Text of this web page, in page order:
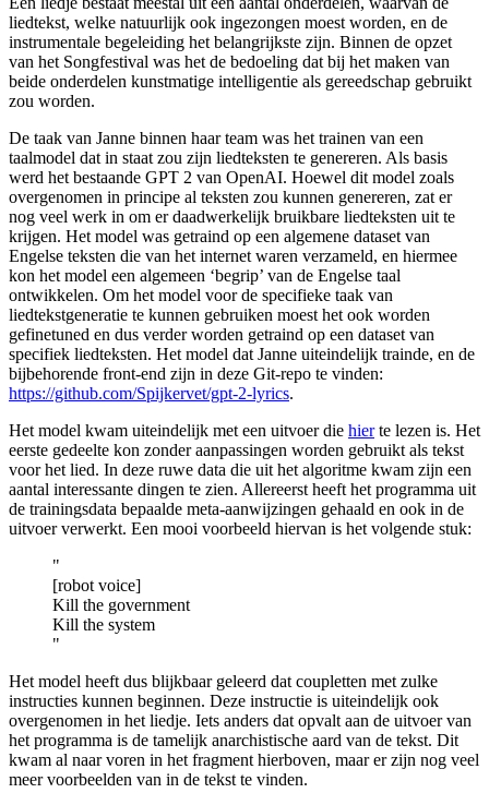
liedtekst, welke natuurlijk ook ingezongen moest worden, en de
instrumentale begeleiding het belangrijkste zijn. Binnen de opzet
van het Songfestival was het de bedoeling dat bij het maken van
beide onderdelen kunstmatige intelligentie als gereedschap gebruikt
zou worden.
De taak van Janne binnen haar team was het trainen van een
taalmodel dat in staat zou zijn liedteksten te genereren. Als basis
werd het bestaande GPT 2 van OpenAI. Hoewel dit model zoals
overgenomen in principe al teksten zou kunnen genereren, zat er
nog veel werk in om er daadwerkelijk bruikbare liedteksten uit te
krijgen. Het model was getraind op een algemene dataset van
Engelse teksten die van het internet waren verzameld, en hiermee
kon het model een algemeen ‘begrip’ van de Engelse taal
ontwikkelen. Om het model voor de specifieke taak van
liedtekstgeneratie te kunnen gebruiken moest het ook worden
gefinetuned en dus verder worden getraind op een dataset van
specifiek liedteksten. Het model dat Janne uiteindelijk trainde, en de
bijbehorende front-end zijn in deze Git-repo te vinden:
https://github.com/Spijkervet/gpt-2-lyrics.
Het model kwam uiteindelijk met een uitvoer die hierte lezen is. Het
eerste gedeelte kon zonder aanpassingen worden gebruikt als tekst
voor het lied. In deze ruwe data die uit het algoritme kwam zijn een
aantal interessante dingen te zien. Allereerst heeft het programma uit
de trainingsdata bepaalde meta-aanwijzingen gehaald en ook in de
uitvoer verwerkt. Een mooi voorbeeld hiervan is het volgende stuk:
"
[robot voice]
Kill the government
Kill the system
"
Het model heeft dus blijkbaar geleerd dat coupletten met zulke
instructies kunnen beginnen. Deze instructie is uiteindelijk ook
overgenomen in het liedje. Iets anders dat opvalt aan de uitvoer van
het programma is de tamelijk anarchistische aard van de tekst. Dit
kwam al naar voren in het fragment hierboven, maar er zijn nog veel
meer voorbeelden van in de tekst te vinden.